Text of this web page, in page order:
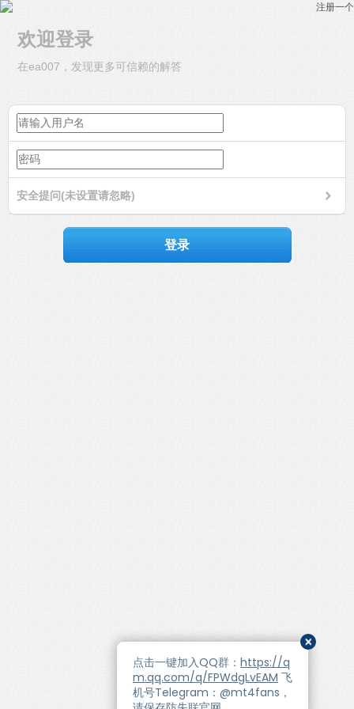
注册一个
欢迎登录
在ea007，发现更多可信赖的解答
安全提问(未设置请忽略)
登录